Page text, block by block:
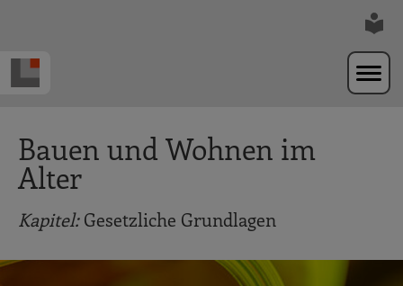
Bauen und Wohnen im
Alter
Kapitel:Gesetzliche Grundlagen